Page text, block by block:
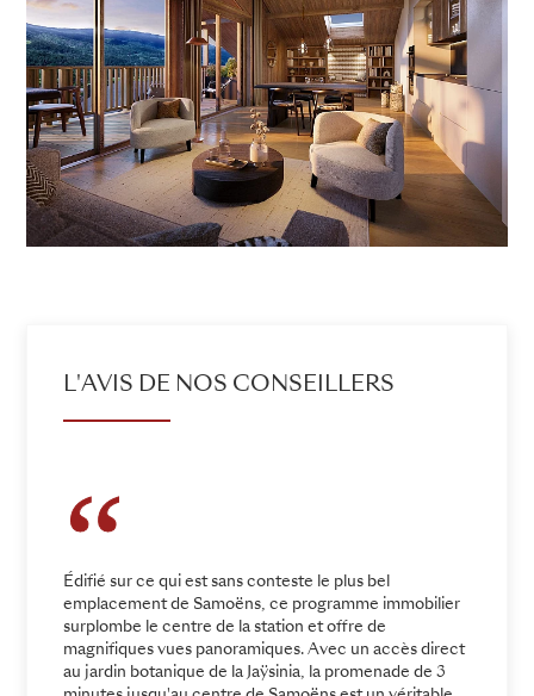
L'AVIS DE NOS CONSEILLERS
Édifié sur ce qui est sans conteste le plus bel
emplacement de Samoëns, ce programme immobilier
surplombe le centre de la station et offre de
magnifiques vues panoramiques. Avec un accès direct
au jardin botanique de la Jaÿsinia, la promenade de 3